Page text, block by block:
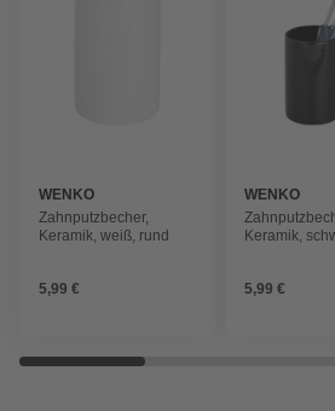
WENKO
Zahnputzbecher,
Keramik, weiß, rund
5,99 €
WENKO
Keramik,
5,99 €